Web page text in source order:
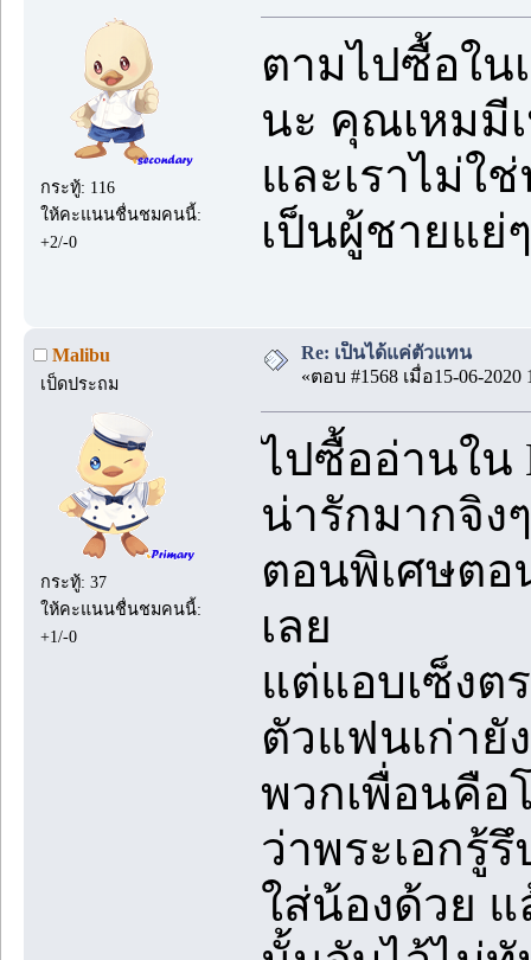
กระทู้: 116
ให้คะแนนชื่นชมคนนี้:
+2/-0
ตามไปซื้อใน
นะ คุณเหมมี
และเราไม่ใ
เป็นผู้ชายแย่
Malibu
เป็ดประถม
กระทู้: 37
ให้คะแนนชื่นชมคนนี้:
+1/-0
Re: เป็นได้แค่ตัวแทน
«ตอบ #1568 เมื่อ15-06-2020
ไปซื้ออ่านใน
น่ารักมากจิง
ตอนพิเศษต
เลย
แต่แอบเซ็งต
ตัวแฟนเก่ายั
พวกเพื่อนคือ
ว่าพระเอกรู้
ใส่น้องด้วย